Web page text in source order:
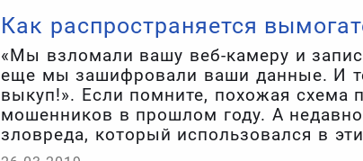
Как распространяется
«Мы взломали вашу веб-камеру и
еще мы зашифровали ваши данные. И
выкуп!». Если помните, похожая схема
мошенников в прошлом году. А
зловреда, который использовался в
преувеличены.